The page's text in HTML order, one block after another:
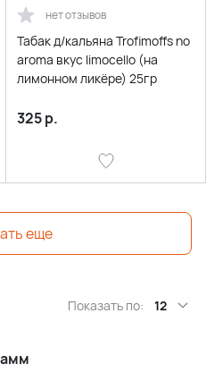
нет отзывов
Табак д/кальяна Trofimoffs no
aroma вкус limocello (на
лимонном ликёре) 25гр
325р.
еще
Показать по: 12